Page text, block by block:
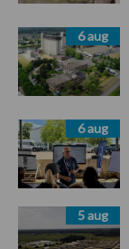
6 aug
6 aug
5 aug